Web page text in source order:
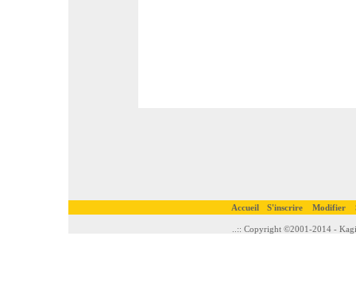
Accueil S'inscrire Modifier
..:: Copyright ©2001-2014 -